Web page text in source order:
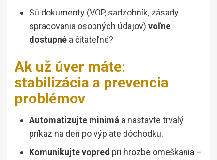
Sú dokumenty (VOP, sadzobník, zásady
spracovania osobných údajov) voľne
dostupné a čitateľné?
Ak už úver máte:
stabilizácia a prevencia
problémov
Automatizujte minimá a nastavte trvalý
príkaz na deň po výplate dôchodku.
Komunikujte vopred pri hrozbe omeškania –